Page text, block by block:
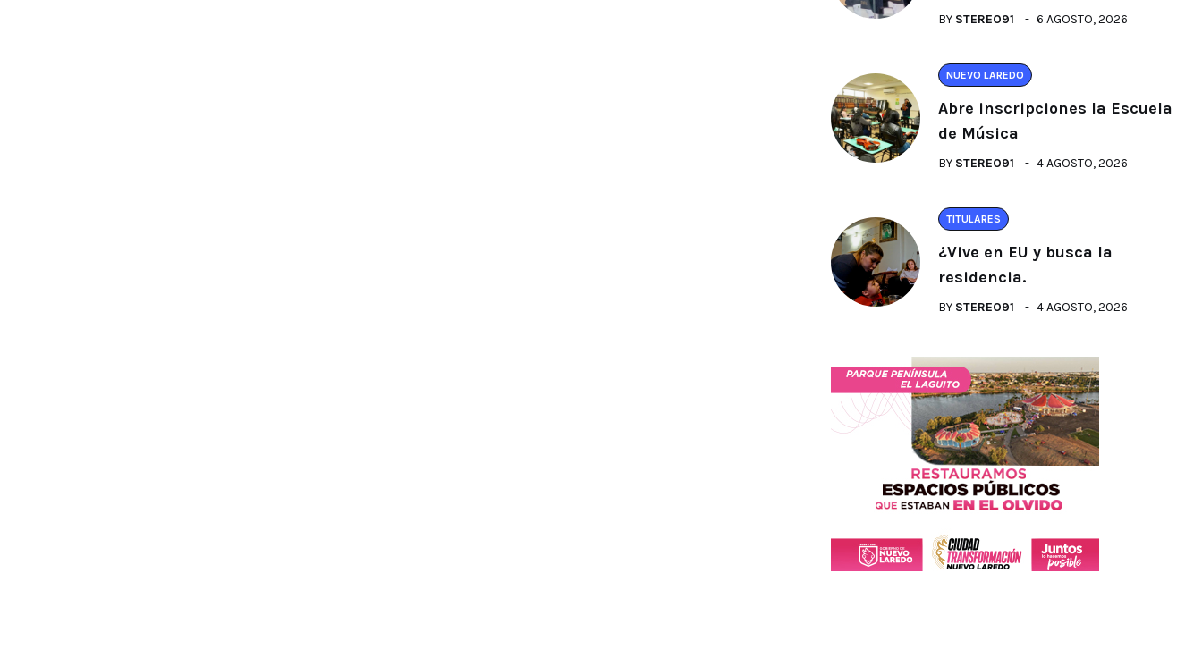
BY STEREO91 6 AGOSTO, 2026
NUEVO LAREDO
Abre inscripciones la Escuela
de Música
BY STEREO91 4 AGOSTO, 2026
TITULARES
¿Vive en EU y busca la
residencia.
BY STEREO91 4 AGOSTO, 2026